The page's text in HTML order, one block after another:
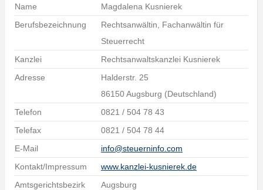
Name
Magdalena Kusnierek
Berufsbezeichnung
Rechtsanwältin, Fachanwältin für
Steuerrecht
Kanzlei
Rechtsanwaltskanzlei Kusnierek
Adresse
Halderstr. 25
86150 Augsburg (Deutschland)
Telefon
0821 / 504 78 43
Telefax
0821 / 504 78 44
E-Mail
info@steuerninfo.com
Kontakt/Impressum
www.kanzlei-kusnierek.de
Amtsgerichtsbezirk
Augsburg